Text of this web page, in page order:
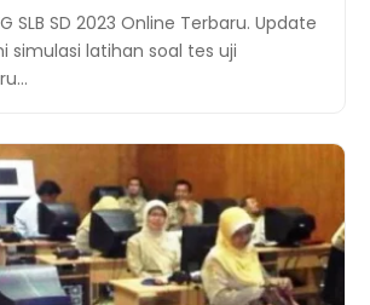
SLB SD 2023 Online Terbaru. Update
simulasi latihan soal tes uji